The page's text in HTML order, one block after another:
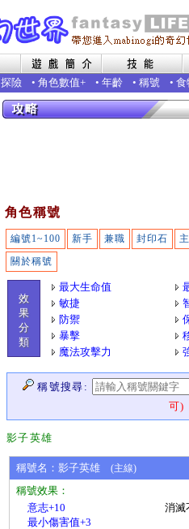
探險 • 角色數值+ • 年齡 • 稱號 • 食
角色稱號
編號1~100 新手 兼職 封印石
關於稱號
效
果
分
類
最大生命值
敏捷
防禦
暴擊
魔法攻擊力
稱號搜尋:
可)
影子英雄
稱號名：影子英雄 (主線)
稱號效果：
意志+10
最小傷害值+3
消滅